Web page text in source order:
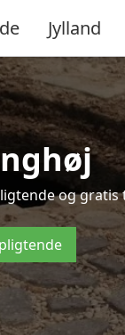
Jylland
og